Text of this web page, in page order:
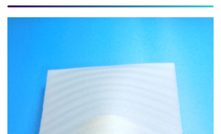
お知らせ
2026.7.24
2026年 夏季休業のお知らせ...
夏季休業のお知らせ...
2024.2.27
全国へ確実・迅速に納品...
オンラインショップを開設いたしました。...